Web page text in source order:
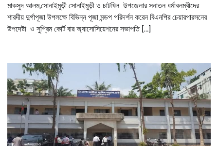
মাকসুদ আলম,সোনাইমুড়ী সোনাইমুড়ী ও চাটখিল উপজেলার সনাতন ধর্মাবলম্বীদের
শারদীয় দুর্গাপূজা উপলক্ষে বিভিন্ন পূজা মন্ডপ পরিদর্শন করেন বিএনপির চেয়ারপারসনের
উপদেষ্টা ও সুপ্রিম কোর্ট বার অ্যাসোসিয়েশনের সভাপতি […]